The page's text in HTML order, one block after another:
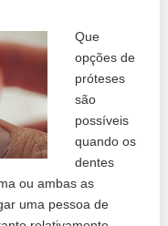
Que
opções de
próteses
são
possíveis
quando os
dentes
ou ambas as
uma pessoa de